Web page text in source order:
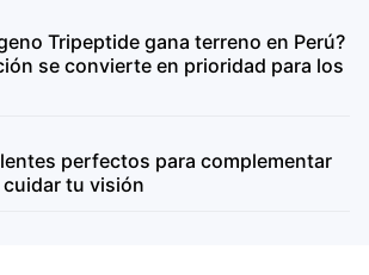
Tripeptide gana terreno en Perú?
se convierte en prioridad para los
perfectos para complementar
tu visión